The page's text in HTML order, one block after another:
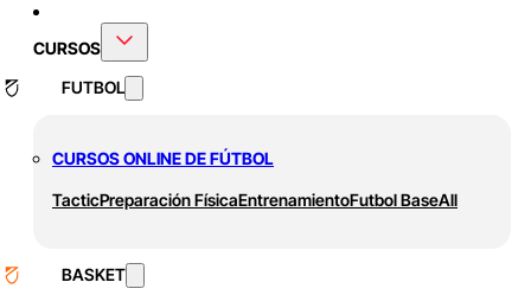
CURSOS
FUTBOL
CURSOS ONLINE DE FÚTBOL
TacticPreparación FísicaEntrenamientoFutbol BaseAll
BASKET